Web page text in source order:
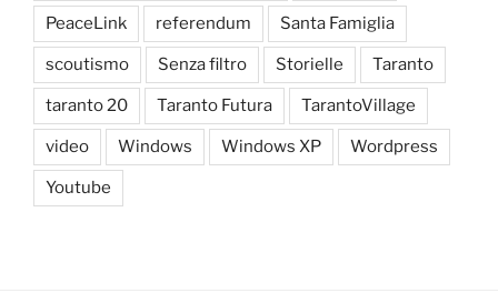
PeaceLink referendum Santa Famiglia
scoutismo Senza filtro Storielle Taranto
taranto 20 Taranto Futura TarantoVillage
video Windows Windows XP Wordpress
Youtube